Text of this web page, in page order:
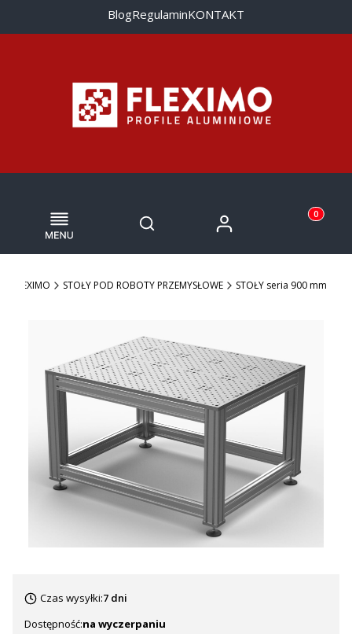
BlogRegulaminKONTAKT
Menu Otwórz wyszukiwarkę
Szukaj Zaloguj się Produkty
Koszyk
FLEXIMO STOŁY POD ROBOTY PRZEMYSŁOWE STOŁY seria 900 mm
Czas wysyłki:7 dni
Dostępność:na wyczerpaniu